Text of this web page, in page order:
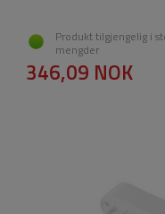
Produkt tilgjengelig i
mengder
346,09 NOK